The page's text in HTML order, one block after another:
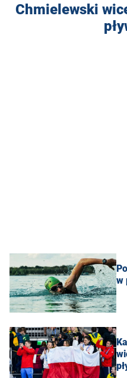
Chmielewski
w